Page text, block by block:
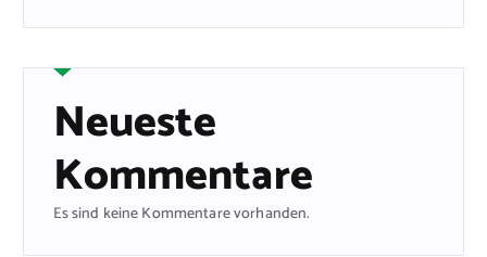
Neueste
Kommentare
Es sind keine Kommentare vorhanden.